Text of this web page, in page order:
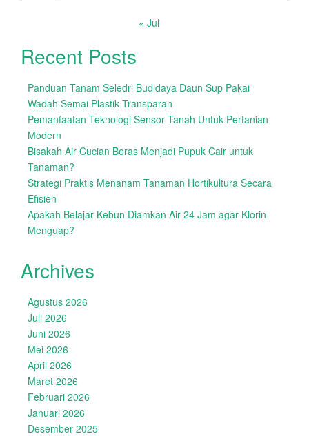
« Jul
Recent Posts
Panduan Tanam Seledri Budidaya Daun Sup Pakai
Wadah Semai Plastik Transparan
Pemanfaatan Teknologi Sensor Tanah Untuk Pertanian
Modern
Bisakah Air Cucian Beras Menjadi Pupuk Cair untuk
Tanaman?
Strategi Praktis Menanam Tanaman Hortikultura Secara
Efisien
Apakah Belajar Kebun Diamkan Air 24 Jam agar Klorin
Menguap?
Archives
Agustus 2026
Juli 2026
Juni 2026
Mei 2026
April 2026
Maret 2026
Februari 2026
Januari 2026
Desember 2025